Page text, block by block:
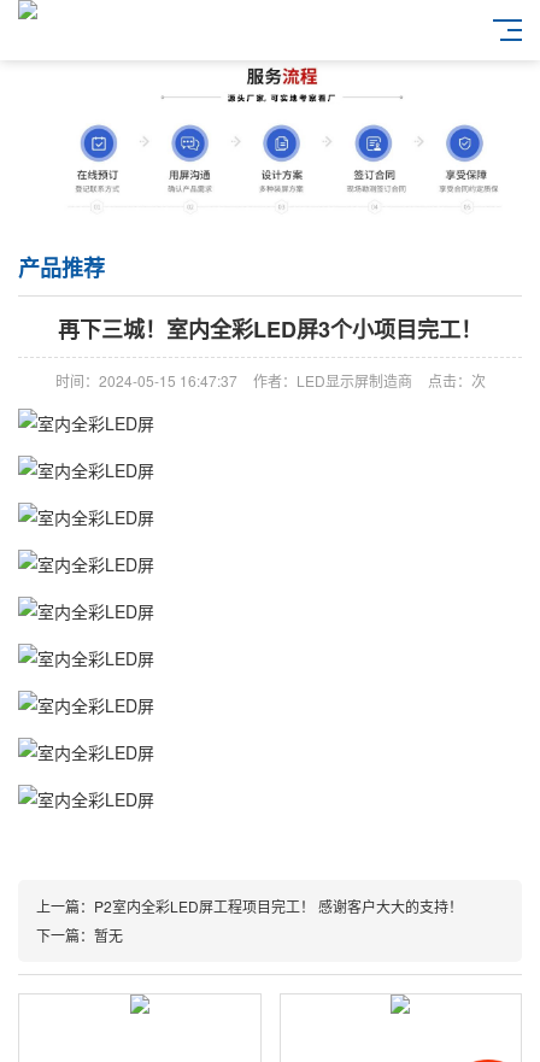
产品推荐
再下三城！室内全彩LED屏3个小项目完工！
时间：2024-05-15 16:47:37 作者：LED显示屏制造商 点击： 次
上一篇：P2室内全彩LED屏工程项目完工！ 感谢客户大大的支持！
下一篇：暂无